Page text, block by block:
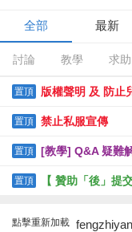
全部 最新
討論 教學 求助
置頂 版權聲明 及 防止
置頂 禁止私服宣傳
置頂 [教學] Q&A 疑難
置頂 【 贊助「後」提
點擊重新加載 fengzhiyan